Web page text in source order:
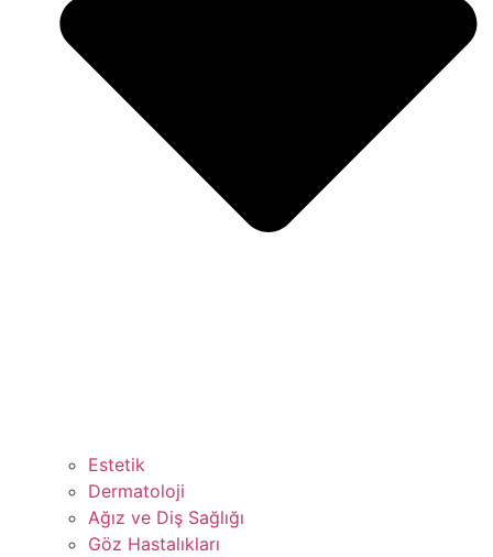
Estetik
Dermatoloji
Ağız ve Diş Sağlığı
Göz Hastalıkları